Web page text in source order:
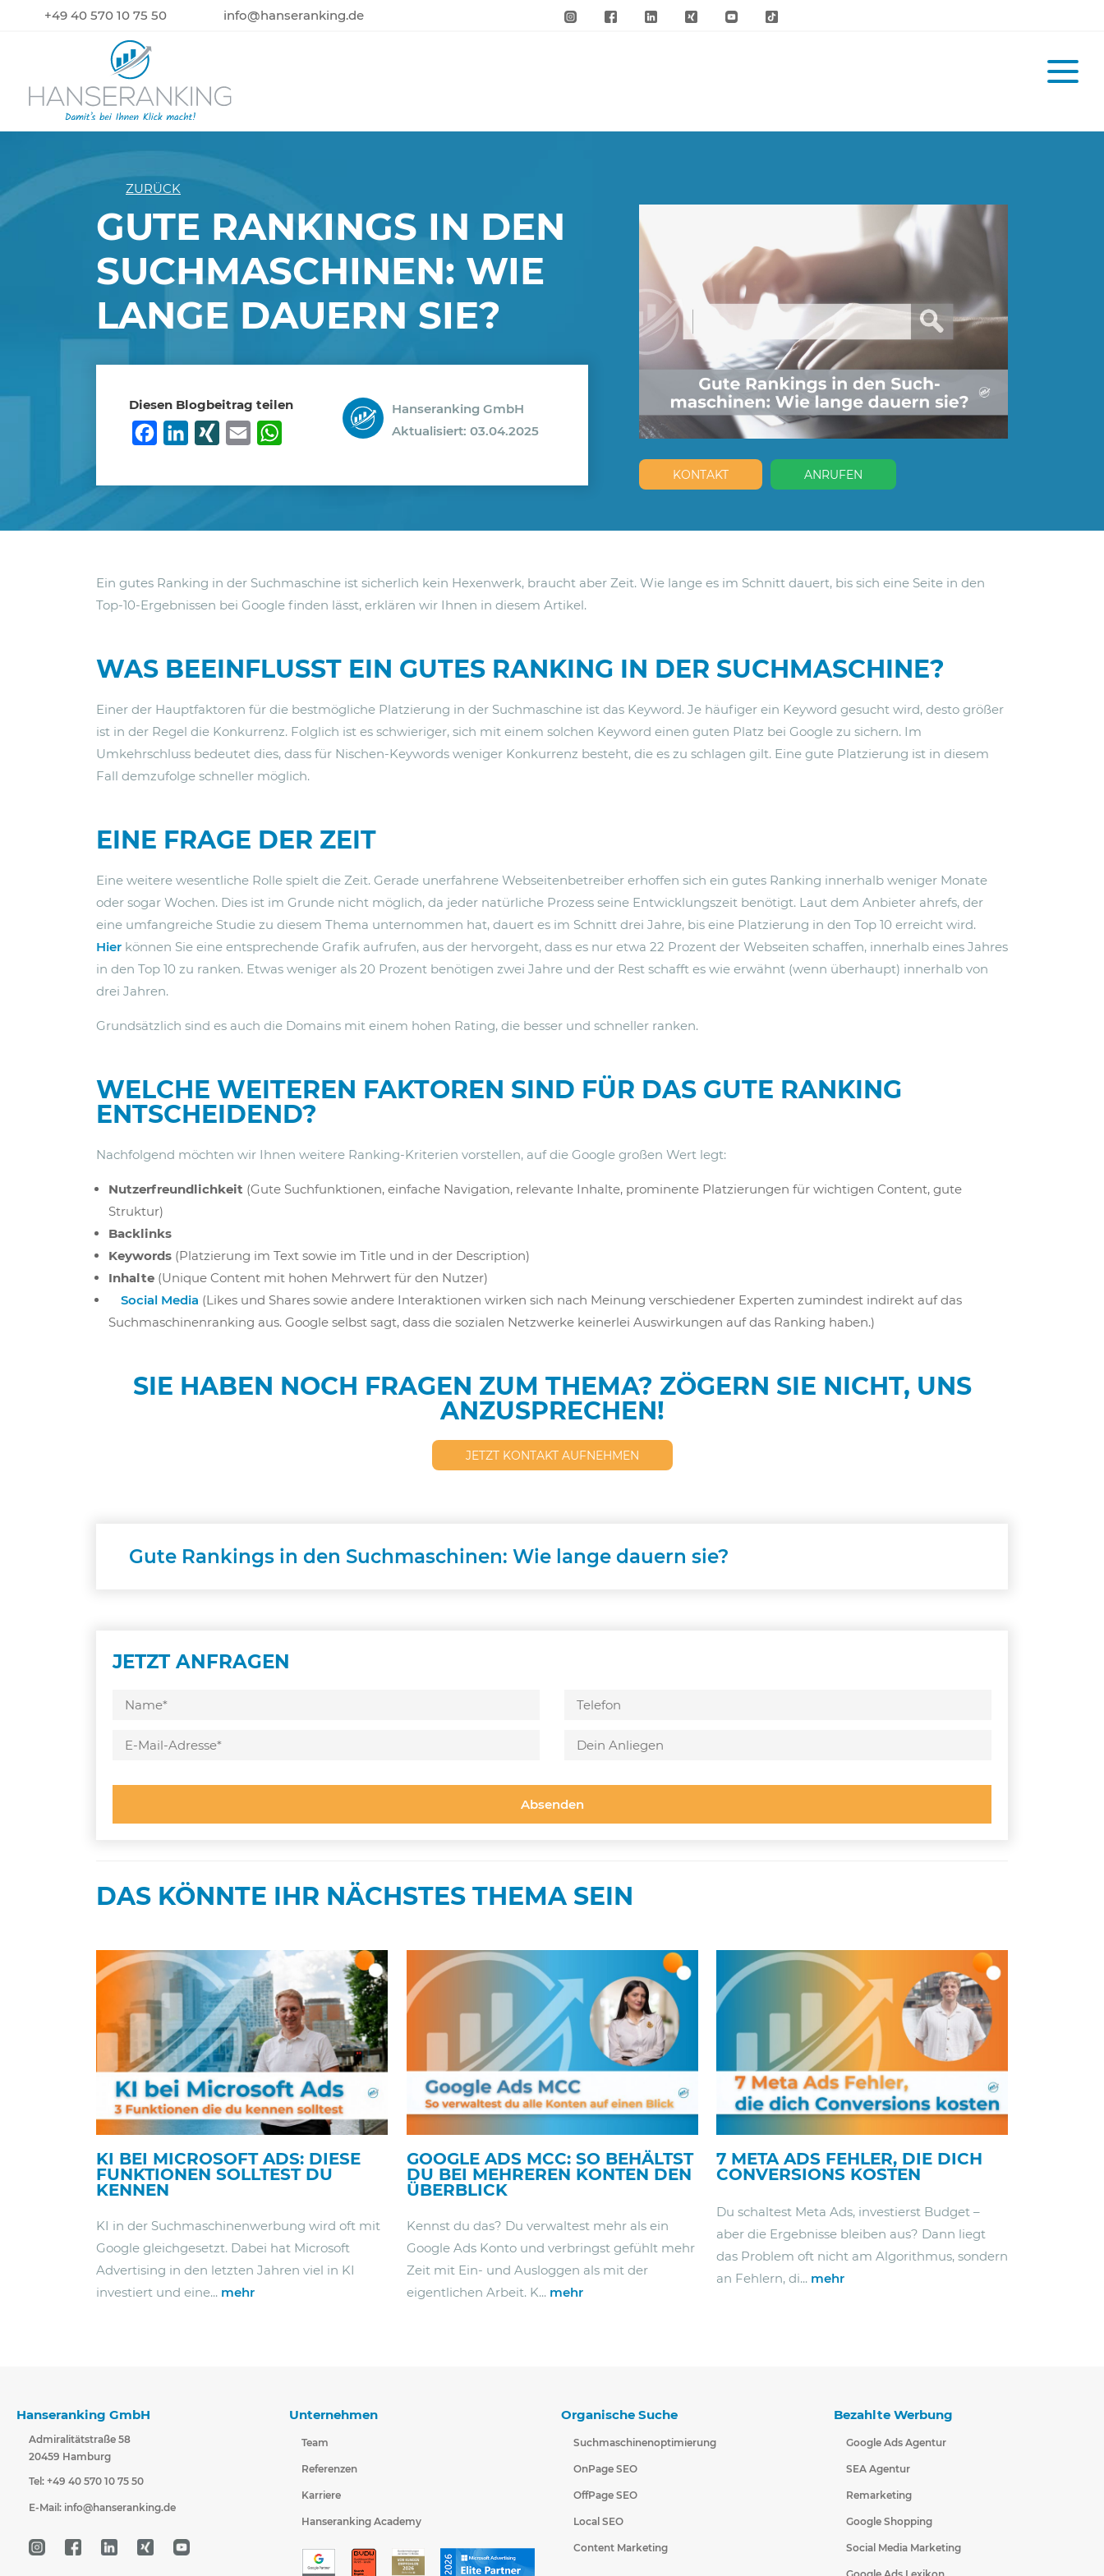
+49 40 570 10 75 50 info@hanseranking.de
ZURÜCK
GUTE RANKINGS IN DEN
SUCHMASCHINEN: WIE
LANGE DAUERN SIE?
Diesen Blogbeitrag teilen
FacebookLinkedIn
XING Email WhatsApp
Hanseranking GmbH
Aktualisiert: 03.04.2025
KONTAKT ANRUFEN
Ein gutes Ranking in der Suchmaschine ist sicherlich kein Hexenwerk, braucht aber Zeit. Wie lange es im Schnitt dauert, bis sich eine Seite in den
Top-10-Ergebnissen bei Google finden lässt, erklären wir Ihnen in diesem Artikel.
WAS BEEINFLUSST EIN GUTES RANKING IN DER SUCHMASCHINE?
Einer der Hauptfaktoren für die bestmögliche Platzierung in der Suchmaschine ist das Keyword. Je häufiger ein Keyword gesucht wird, desto größer
ist in der Regel die Konkurrenz. Folglich ist es schwieriger, sich mit einem solchen Keyword einen guten Platz bei Google zu sichern. Im
Umkehrschluss bedeutet dies, dass für Nischen-Keywords weniger Konkurrenz besteht, die es zu schlagen gilt. Eine gute Platzierung ist in diesem
Fall demzufolge schneller möglich.
EINE FRAGE DER ZEIT
Eine weitere wesentliche Rolle spielt die Zeit. Gerade unerfahrene Webseitenbetreiber erhoffen sich ein gutes Ranking innerhalb weniger Monate
oder sogar Wochen. Dies ist im Grunde nicht möglich, da jeder natürliche Prozess seine Entwicklungszeit benötigt. Laut dem Anbieter ahrefs, der
eine umfangreiche Studie zu diesem Thema unternommen hat, dauert es im Schnitt drei Jahre, bis eine Platzierung in den Top 10 erreicht wird.
Hier können Sie eine entsprechende Grafik aufrufen, aus der hervorgeht, dass es nur etwa 22 Prozent der Webseiten schaffen, innerhalb eines Jahres
in den Top 10 zu ranken. Etwas weniger als 20 Prozent benötigen zwei Jahre und der Rest schafft es wie erwähnt (wenn überhaupt) innerhalb von
drei Jahren.
Grundsätzlich sind es auch die Domains mit einem hohen Rating, die besser und schneller ranken.
WELCHE WEITEREN FAKTOREN SIND FÜR DAS GUTE RANKING
ENTSCHEIDEND?
Nachfolgend möchten wir Ihnen weitere Ranking-Kriterien vorstellen, auf die Google großen Wert legt:
Nutzerfreundlichkeit (Gute Suchfunktionen, einfache Navigation, relevante Inhalte, prominente Platzierungen für wichtigen Content, gute
Struktur)
Backlinks
Keywords (Platzierung im Text sowie im Title und in der Description)
Inhalte (Unique Content mit hohen Mehrwert für den Nutzer)
Social Media (Likes und Shares sowie andere Interaktionen wirken sich nach Meinung verschiedener Experten zumindest indirekt auf das
Suchmaschinenranking aus. Google selbst sagt, dass die sozialen Netzwerke keinerlei Auswirkungen auf das Ranking haben.)
SIE HABEN NOCH FRAGEN ZUM THEMA? ZÖGERN SIE NICHT, UNS
ANZUSPRECHEN!
JETZT KONTAKT AUFNEHMEN
Gute Rankings in den Suchmaschinen: Wie lange dauern sie?
JETZT ANFRAGEN
Bitte
dieses
Feld
dieses
DAS KÖNNTE IHR NÄCHSTES THEMA SEIN
KI BEI MICROSOFT ADS: DIESE
FUNKTIONEN SOLLTEST DU
KENNEN
KI in der Suchmaschinenwerbung wird oft mit
Google gleichgesetzt. Dabei hat Microsoft
Advertising in den letzten Jahren viel in KI
investiert und eine... mehr
GOOGLE ADS MCC: SO BEHÄLTST
DU BEI MEHREREN KONTEN DEN
ÜBERBLICK
Kennst du das? Du verwaltest mehr als ein
Google Ads Konto und verbringst gefühlt mehr
Zeit mit Ein- und Ausloggen als mit der
eigentlichen Arbeit. K... mehr
7 META ADS FEHLER, DIE DICH
CONVERSIONS KOSTEN
Du schaltest Meta Ads, investierst Budget –
aber die Ergebnisse bleiben aus? Dann liegt
das Problem oft nicht am Algorithmus, sondern
an Fehlern, di... mehr
Hanseranking GmbH
Admiralitätstraße 58
20459 Hamburg
Tel: +49 40 570 10 75 50
E-Mail: info@hanseranking.de
Unternehmen
Team
Referenzen
Karriere
Hanseranking Academy
Organische Suche
Suchmaschinenoptimierung
OnPage SEO
OffPage SEO
Local SEO
Content Marketing
Bezahlte Werbung
Google Ads Agentur
SEA Agentur
Remarketing
Google Shopping
Social Media Marketing